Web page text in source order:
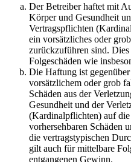
Der Betreiber haftet mit
Körper und Gesundheit
Vertragspflichten
ein vorsätzliches oder
zurückzuführen sind.
Folgeschäden wie
Die Haftung ist
vorsätzlichem oder grob
Schäden aus der
Gesundheit und der
(Kardinalpflichten) auf die
vorhersehbaren Schäden
die vertragstypischen
gilt auch für mittelbare
entgangenen Gewinn.